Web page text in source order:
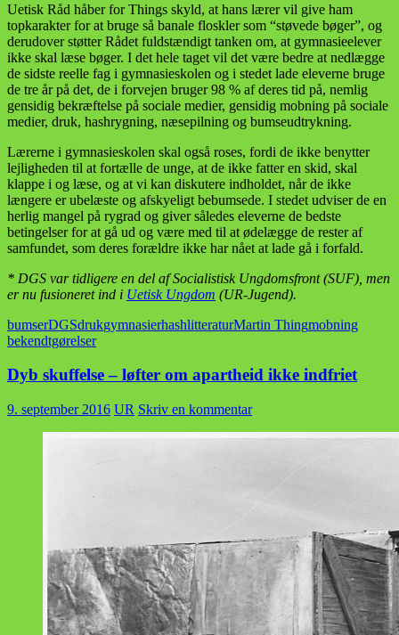
Uetisk Råd håber for Things skyld, at hans lærer vil give ham
topkarakter for at bruge så banale floskler som “støvede bøger”, og
derudover støtter Rådet fuldstændigt tanken om, at gymnasieelever
ikke skal læse bøger. I det hele taget vil det være bedre at nedlægge
de sidste reelle fag i gymnasieskolen og i stedet lade eleverne bruge
de tre år på det, de i forvejen bruger 98 % af deres tid på, nemlig
gensidig bekræftelse på sociale medier, gensidig mobning på sociale
medier, druk, hashrygning, næsepilning og bumseudtrykning.
Lærerne i gymnasieskolen skal også roses, fordi de ikke benytter
lejligheden til at fortælle de unge, at de ikke fatter en skid, skal
klappe i og læse, og at vi kan diskutere indholdet, når de ikke
længere er ubelæste og afskyeligt bebumsede. I stedet udviser de en
herlig mangel på rygrad og giver således eleverne de bedste
betingelser for at gå ud og være med til at ødelægge de rester af
samfundet, som deres forældre ikke har nået at lade gå i forfald.
* DGS var tidligere en del af Socialistisk Ungdomsfront (SUF), men
er nu fusioneret ind i Uetisk Ungdom (UR-Jugend).
bumserDGSdrukgymnasierhashlitteraturMartin Thingmobning
bekendtgørelser
Dyb skuffelse – løfter om apartheid ikke indfriet
9. september 2016 UR Skriv en kommentar